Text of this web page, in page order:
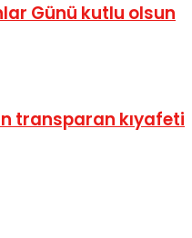
Günü kutlu olsun
transparan kıyafeti